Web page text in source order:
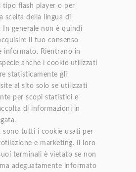
tipo flash player o per
scelta della lingua di
In generale non è quindi
il tuo consenso
informato. Rientrano in
anche i cookie utilizzati
statisticamente gli
al sito solo se utilizzati
per scopi statistici e
di informazioni in
, sono tutti i cookie usati per
e marketing. Il loro
terminali è vietato se non
adeguatamente informato